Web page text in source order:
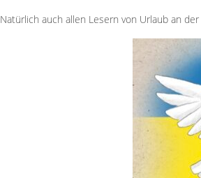
Natürlich auch allen Lesern von Urlaub an